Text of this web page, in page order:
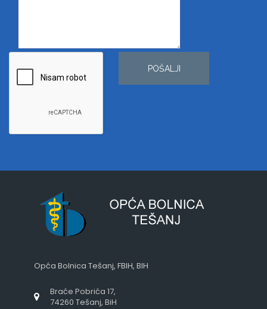
POŠALJI
Opća Bolnica Tešanj, FBIH, BIH
Braće Pobrića 17,
74260 Tešanj, BiH